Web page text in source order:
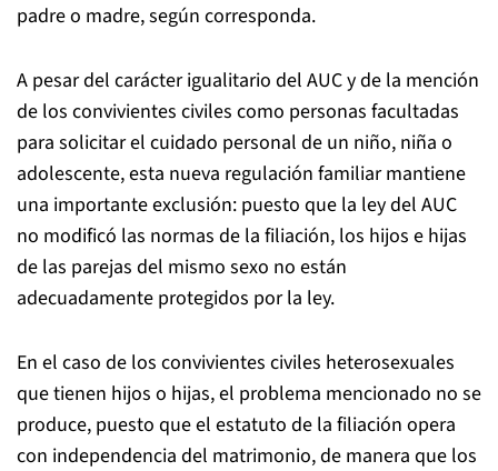
padre o madre, según corresponda.
A pesar del carácter igualitario del AUC y de la mención
de los convivientes civiles como personas facultadas
para solicitar el cuidado personal de un niño, niña o
adolescente, esta nueva regulación familiar mantiene
una importante exclusión: puesto que la ley del AUC
no modificó las normas de la filiación, los hijos e hijas
de las parejas del mismo sexo no están
adecuadamente protegidos por la ley.
En el caso de los convivientes civiles heterosexuales
que tienen hijos o hijas, el problema mencionado no se
produce, puesto que el estatuto de la filiación opera
con independencia del matrimonio, de manera que los